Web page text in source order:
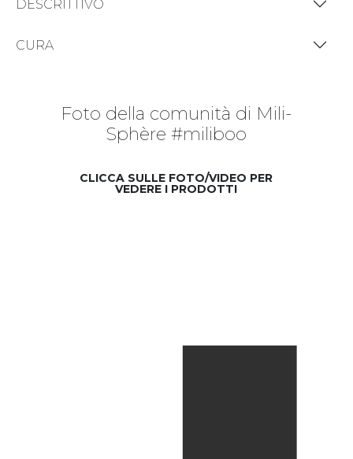
DESCRITTIVO
CURA
Foto della comunità di Mili-
Sphère #miliboo
CLICCA SULLE FOTO/VIDEO PER
VEDERE I PRODOTTI